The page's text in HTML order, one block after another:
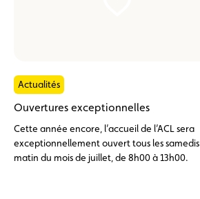
Actualités
Ouvertures exceptionnelles
Cette année encore, l’accueil de l’ACL sera
exceptionnellement ouvert tous les samedis
matin du mois de juillet, de 8h00 à 13h00.